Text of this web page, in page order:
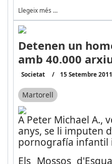
Llegeix més …
Detenen un
amb 40.000
Societat 15 Setembre 2011
Martorell
A Peter Michael A.,
anys, se li imputen
pornografía infantil
Els Mossos